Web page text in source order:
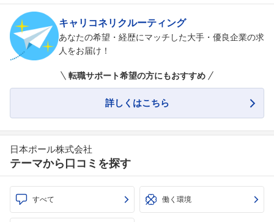
キャリコネリクルーティング
あなたの希望・経歴にマッチした大手・優良企業の求
人をお届け！
転職サポート希望の方にもおすすめ
詳しくはこちら
日本ポール株式会社
テーマから口コミを探す
すべて 働く環境